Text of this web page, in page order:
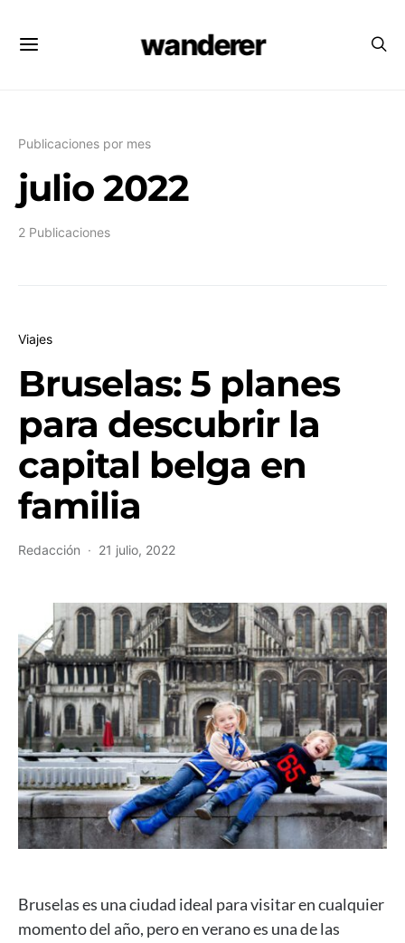
wanderer
Publicaciones por mes
julio 2022
2 Publicaciones
Viajes
Bruselas: 5 planes
para descubrir la
capital belga en
familia
Redacción 21 julio, 2022
Bruselas es una ciudad ideal para visitar en cualquier
momento del año, pero en verano es una de las